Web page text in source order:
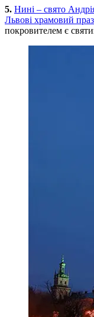
5. Нині – свято
Львові храмовий
покровителем є